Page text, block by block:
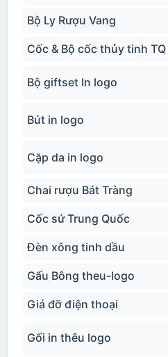
Bộ Ly Rượu Vang
Cốc & Bộ cốc thủy tinh TQ
Bộ giftset In logo
Bút in logo
Cặp da in logo
Chai rượu Bát Tràng
Cốc sứ Trung Quốc
Đèn xông tinh dầu
Gấu Bông theu-logo
Giá đỡ điện thoại
Gối in thêu logo